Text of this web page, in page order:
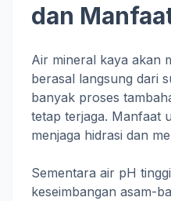
dan
Air mineral kaya akan
berasal langsung dari
banyak proses
tetap terjaga. Manfaat
menjaga hidrasi dan
Sementara air pH
keseimbangan asam-